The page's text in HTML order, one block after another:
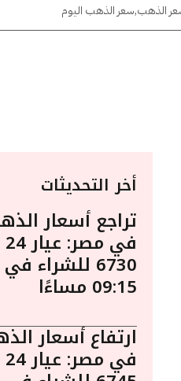
الذهب,سعر الذهب اليوم
أخر التحديثات
تراجع أسعار
6730 للشراء
09:15 مساءًا
ارتفاع أسعار